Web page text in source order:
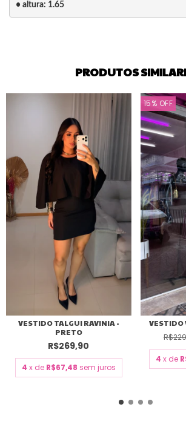
• altura: 1.65
PRODUTOS
VESTIDO TALGUI RAVINIA -
PRETO
R$269,90
4 x de R$67,48 sem juros
15% OFF
VESTIDO
4 x de